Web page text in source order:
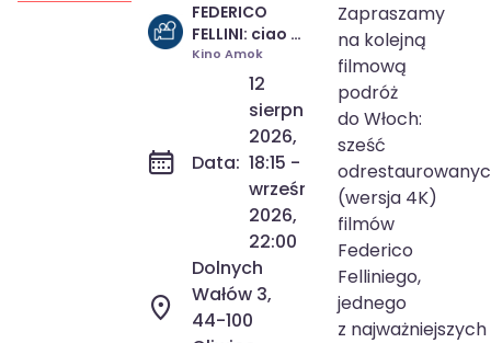
18:15
22:00
FEDERICO
FELLINI: ciao a
tutti! |
przegląd
Kino Amok
Data:
12
sierpnia
2026,
18:15 - 20
września
2026,
22:00
Dolnych
Wałów 3,
44-100
Zapraszamy
na kolejną
filmową
podróż
do Włoch:
sześć
(wersja 4K)
filmów
Federico
Felliniego,
jednego
z najważniejszych